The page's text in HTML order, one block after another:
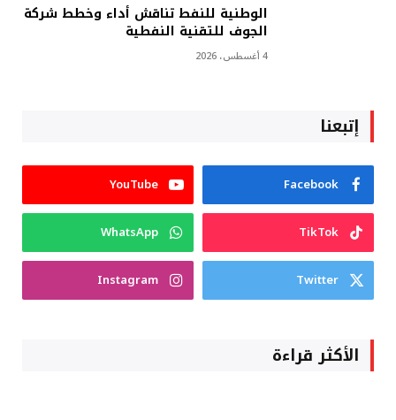
الوطنية للنفط تناقش أداء وخطط شركة
الجوف للتقنية النفطية
4 أغسطس، 2026
إتبعنا
Facebook
YouTube
TikTok
WhatsApp
Twitter
Instagram
الأكثر قراءة